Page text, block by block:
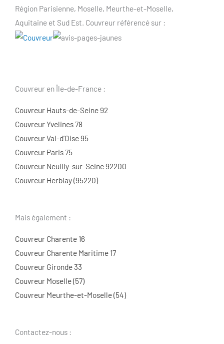
Région Parisienne, Moselle, Meurthe-et-Moselle,
Aquitaine et Sud Est. Couvreur référencé sur :
Couvreur en Île-de-France :
Couvreur Hauts-de-Seine 92
Couvreur Yvelines 78
Couvreur Val-d’Oise 95
Couvreur Paris 75
Couvreur Neuilly-sur-Seine 92200
Couvreur Herblay (95220)
Mais également :
Couvreur Charente 16
Couvreur Charente Maritime 17
Couvreur Gironde 33
Couvreur Moselle (57)
Couvreur Meurthe-et-Moselle (54)
Contactez-nous :